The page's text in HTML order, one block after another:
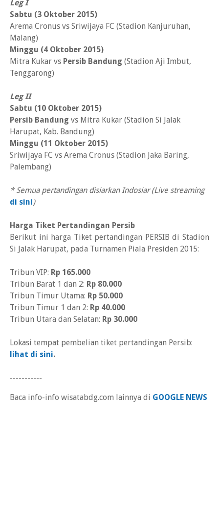
Leg I
Sabtu (3 Oktober 2015)
Arema Cronus vs Sriwijaya FC (Stadion Kanjuruhan,
Malang)
Minggu (4 Oktober 2015)
Mitra Kukar vs Persib Bandung (Stadion Aji Imbut,
Tenggarong)
Leg II
Sabtu (10 Oktober 2015)
Persib Bandung vs Mitra Kukar (Stadion Si Jalak
Harupat, Kab. Bandung)
Minggu (11 Oktober 2015)
Sriwijaya FC vs Arema Cronus (Stadion Jaka Baring,
Palembang)
* Semua pertandingan disiarkan Indosiar (Live streaming
di sini)
Harga Tiket Pertandingan Persib
Berikut ini harga Tiket pertandingan PERSIB di Stadion
Si Jalak Harupat, pada Turnamen Piala Presiden 2015:
Tribun VIP: Rp 165.000
Tribun Barat 1 dan 2: Rp 80.000
Tribun Timur Utama: Rp 50.000
Tribun Timur 1 dan 2: Rp 40.000
Tribun Utara dan Selatan: Rp 30.000
Lokasi tempat pembelian tiket pertandingan Persib:
lihat di sini.
-----------
Baca info-info wisatabdg.com lainnya di GOOGLE NEWS